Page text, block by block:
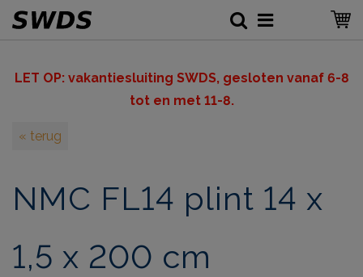
LET OP: vakantiesluiting SWDS, gesloten vanaf 6-8
tot en met 11-8.
« terug
NMC FL14 plint 14 x
1,5 x 200 cm